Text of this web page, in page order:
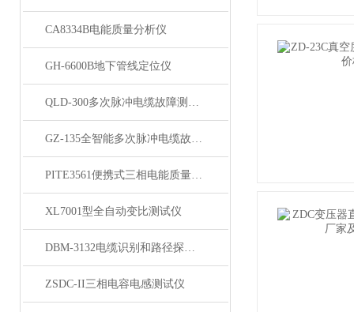
CA8334B电能质量分析仪
GH-6600B地下管线定位仪
QLD-300多次脉冲电缆故障测试仪
GZ-135全智能多次脉冲电缆故障测试仪
PITE3561便携式三相电能质量分析仪
XL7001型全自动变比测试仪
DBM-3132电缆识别和路径探测仪
ZSDC-II三相电容电感测试仪